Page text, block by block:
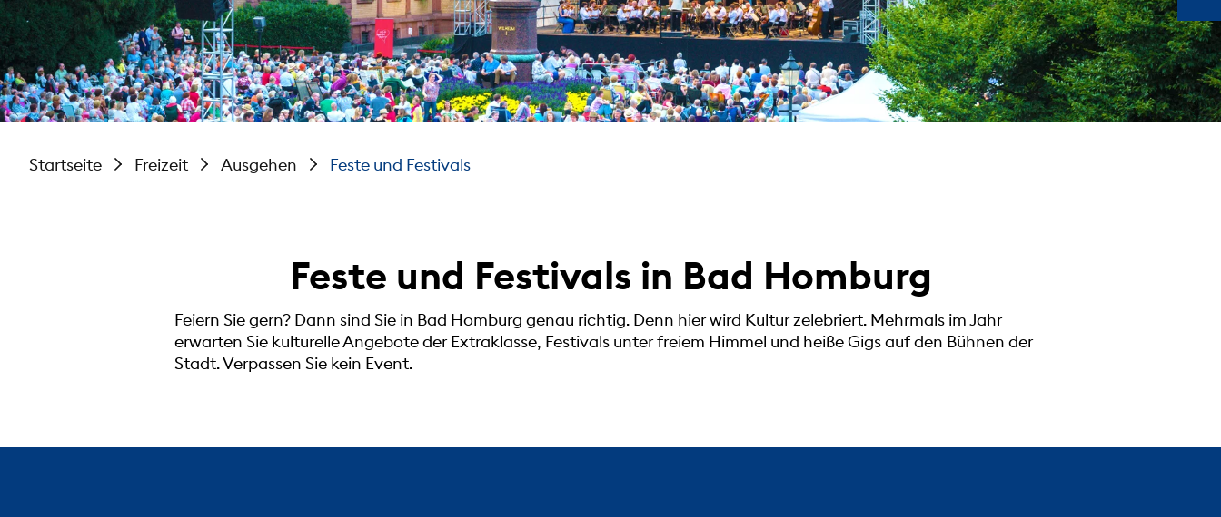
Startseite Freizeit Ausgehen Feste und Festivals
Feste und Festivals in Bad Homburg
Feiern Sie gern? Dann sind Sie in Bad Homburg genau richtig. Denn hier wird Kultur zelebriert. Mehrmals im Jahr
erwarten Sie kulturelle Angebote der Extraklasse, Festivals unter freiem Himmel und heiße Gigs auf den Bühnen der
Stadt. Verpassen Sie kein Event.